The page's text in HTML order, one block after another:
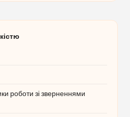
роботи зі зверненнями